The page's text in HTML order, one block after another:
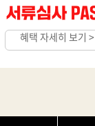
혜택 자세히 보기 >